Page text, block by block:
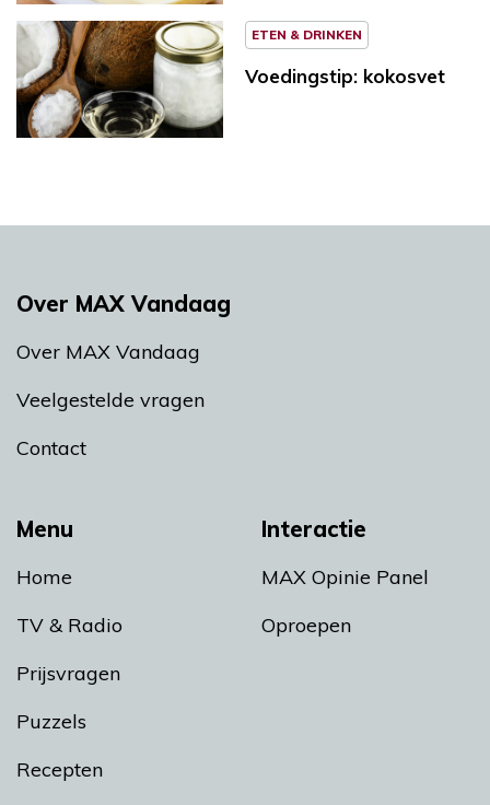
ETEN & DRINKEN
Voedingstip: kokosvet
Menu
Home
TV & Radio
Prijsvragen
Puzzels
Recepten
Interactie
MAX Opinie Panel
Oproepen
Over MAX Vandaag
Over MAX Vandaag
Veelgestelde vragen
Contact